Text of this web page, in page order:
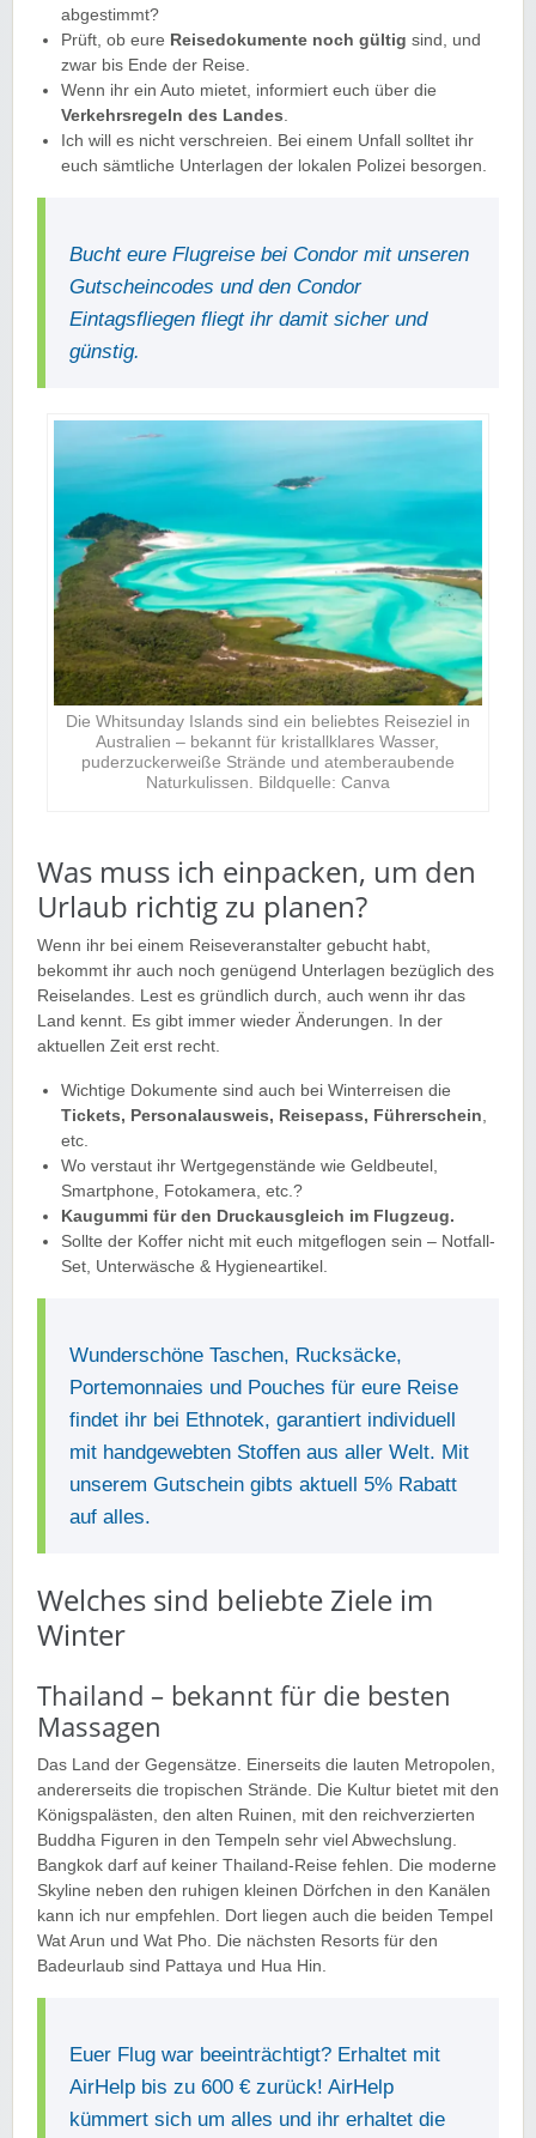
abgestimmt?
Prüft, ob eure Reisedokumente noch gültig sind, und
zwar bis Ende der Reise.
Wenn ihr ein Auto mietet, informiert euch über die
Verkehrsregeln des Landes
Ich will es nicht verschreien. Bei einem Unfall solltet ihr
euch sämtliche Unterlagen der lokalen Polizei besorgen.
Bucht eure Flugreise bei Condor mit unseren
Gutscheincodes und den Condor
Eintagsfliegen fliegt ihr damit sicher und
günstig.
Die Whitsunday Islands sind ein beliebtes Reiseziel in
Australien – bekannt für kristallklares Wasser,
puderzuckerweiße Strände und atemberaubende
Naturkulissen. Bildquelle: Canva
Was muss ich einpacken, um den
Urlaub richtig zu planen?
Wenn ihr bei einem Reiseveranstalter gebucht habt,
bekommt ihr auch noch genügend Unterlagen bezüglich des
Reiselandes. Lest es gründlich durch, auch wenn ihr das
Land kennt. Es gibt immer wieder Änderungen. In der
aktuellen Zeit erst recht.
Wichtige Dokumente sind auch bei Winterreisen die
Tickets, Personalausweis, Reisepass, Führerschein,
etc.
Wo verstaut ihr Wertgegenstände wie Geldbeutel,
Smartphone, Fotokamera, etc.?
Kaugummi für den Druckausgleich im Flugzeug.
Sollte der Koffer nicht mit euch mitgeflogen sein – Notfall-
Set, Unterwäsche & Hygieneartikel.
Wunderschöne Taschen, Rucksäcke,
Portemonnaies und Pouches für eure Reise
findet ihr bei Ethnotek, garantiert individuell
mit handgewebten Stoffen aus aller Welt. Mit
unserem Gutschein gibts aktuell 5% Rabatt
auf alles.
Welches sind beliebte Ziele im
Winter
Thailand – bekannt für die besten
Massagen
Das Land der Gegensätze. Einerseits die lauten Metropolen,
andererseits die tropischen Strände. Die Kultur bietet mit den
Königspalästen, den alten Ruinen, mit den reichverzierten
Buddha Figuren in den Tempeln sehr viel Abwechslung.
Bangkok darf auf keiner Thailand-Reise fehlen. Die moderne
Skyline neben den ruhigen kleinen Dörfchen in den Kanälen
kann ich nur empfehlen. Dort liegen auch die beiden Tempel
Wat Arun und Wat Pho. Die nächsten Resorts für den
Badeurlaub sind Pattaya und Hua Hin.
Euer Flug war beeinträchtigt? Erhaltet mit
AirHelp bis zu 600 € zurück! AirHelp
kümmert sich um alles und ihr erhaltet die